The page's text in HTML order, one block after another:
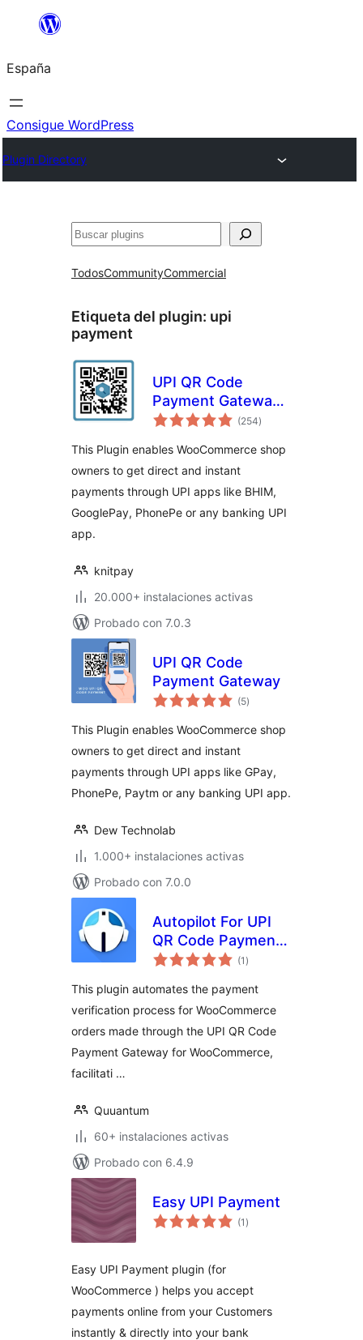
Saltar
contenido
España
Consigue WordPress
Plugin Directory
Buscar
TodosCommunityCommercial
Etiqueta del plugin: upi
payment
UPI QR Code
Payment Gateway
for WooCommerce
(254valoraciones
en
)
This Plugin enables WooCommerce shop
owners to get direct and instant
payments through UPI apps like BHIM,
GooglePay, PhonePe or any banking UPI
app.
knitpay
20.000+ instalaciones activas
Probado con 7.0.3
UPI QR Code
Payment Gateway
(5valoraciones
en
)
This Plugin enables WooCommerce shop
owners to get direct and instant
payments through UPI apps like GPay,
PhonePe, Paytm or any banking UPI app.
Dew Technolab
1.000+ instalaciones activas
Probado con 7.0.0
Autopilot For UPI
QR Code Payment
Gateway for (1 valoraciones
en
)
This plugin automates the payment
verification process for WooCommerce
orders made through the UPI QR Code
Payment Gateway for WooCommerce,
facilitati …
Quuantum
60+ instalaciones activas
Probado con 6.4.9
Easy UPI Payment
(1 valoraciones
en
)
Easy UPI Payment plugin (for
WooCommerce ) helps you accept
payments online from your Customers
instantly & directly into your bank